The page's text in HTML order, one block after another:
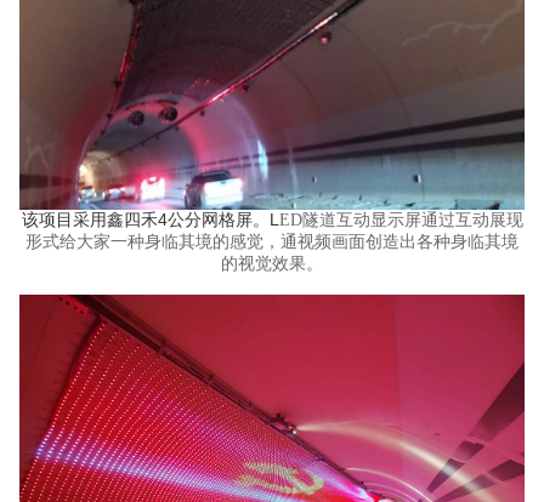
该项目采用鑫四禾4公分网格屏。L ED隧道互动显示屏通过互动展现
形式给大家一种身临其境的感觉，通视频画面创造出各种身临其境
的视觉效果。